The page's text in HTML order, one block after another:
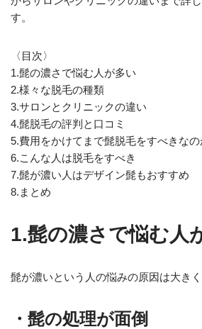
す。
〈目次〉
1.髭の濃さで悩む人が多い
2.様々な脱毛の種類
3.サロンとクリニックの違い
4.髭脱毛の評判と口コミ
5.費用をかけてまで髭脱毛をすべきなの
6.こんな人は脱毛をすべき
7.髭が濃い人はデザイン髭もおすすめ
8.まとめ
1.髭の濃さで悩む人
髭が濃いという人の悩みの原因は大きく
・髭の処理が面倒